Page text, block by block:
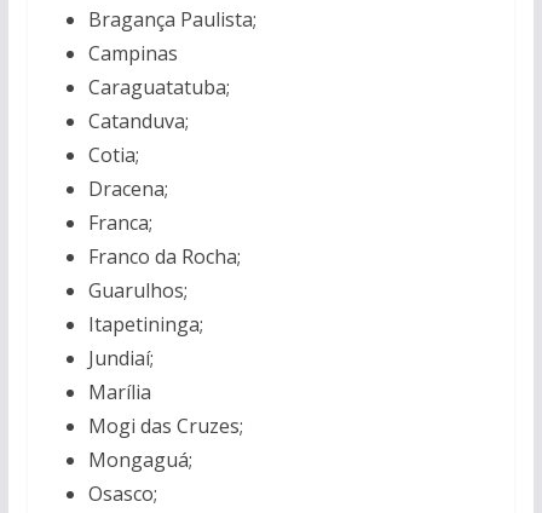
Bragança Paulista;
Campinas
Caraguatatuba;
Catanduva;
Cotia;
Dracena;
Franca;
Franco da Rocha;
Guarulhos;
Itapetininga;
Jundiaí;
Marília
Mogi das Cruzes;
Mongaguá;
Osasco;